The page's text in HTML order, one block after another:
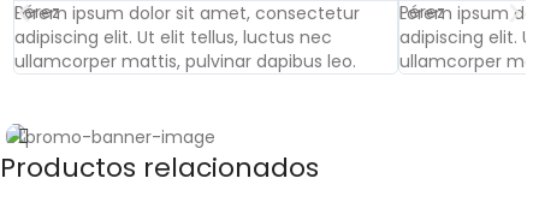
Lorem ipsum dolor sit amet, consectetur
adipiscing elit. Ut elit tellus, luctus nec
ullamcorper mattis, pulvinar dapibus leo.
Lorem ipsum
adipiscing elit.
ullamcorper
Productos relacionados